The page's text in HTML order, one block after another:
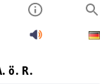
ö. R.